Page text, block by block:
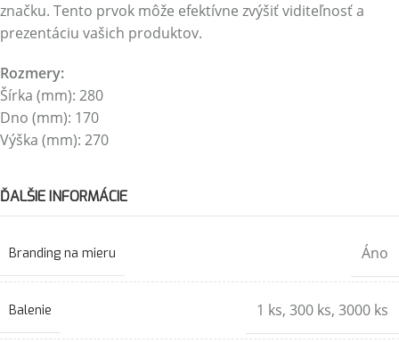
značku. Tento prvok môže efektívne zvýšiť viditeľnosť a
prezentáciu vašich produktov.
Rozmery:
Šírka (mm): 280
Dno (mm): 170
Výška (mm): 270
ĎALŠIE INFORMÁCIE
Branding na mieru Áno
Balenie 1 ks, 300 ks, 3000 ks